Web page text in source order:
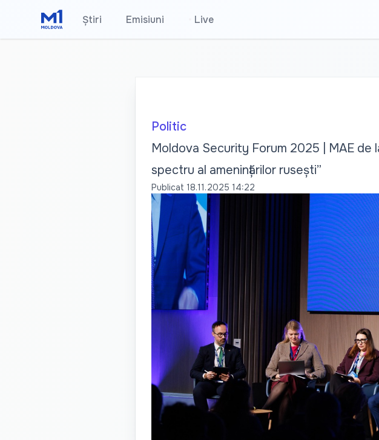
Știri Emisiuni Live
Politic
Moldova Security Forum 2025 | MAE de
spectru al amenințărilor rusești”
Publicat 18.11.2025 14:22